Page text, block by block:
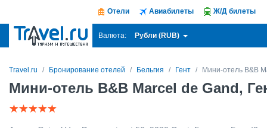
Отели Авиабилеты Ж/Д билеты
Валюта: Рубли (RUB)
Travel.ru Бронирование отелей Бельгия Гент Мини-отель B&B
Мини-отель B&B Marcel de Gand,